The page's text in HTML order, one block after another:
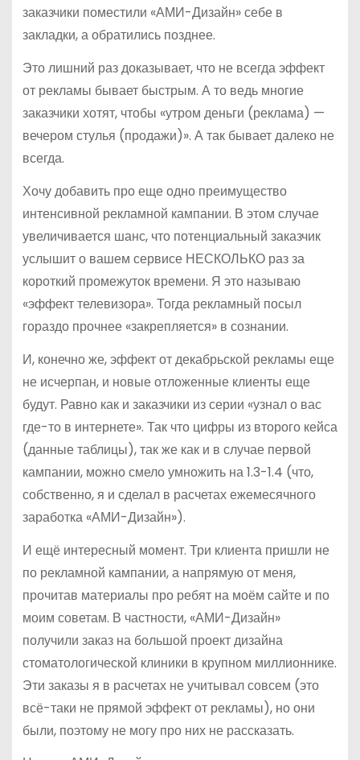
заказчики поместили «АМИ-Дизайн» себе в
закладки, а обратились позднее.
Это лишний раз доказывает, что не всегда эффект
от рекламы бывает быстрым. А то ведь многие
заказчики хотят, чтобы «утром деньги (реклама) —
вечером стулья (продажи)». А так бывает далеко не
всегда.
Хочу добавить про еще одно преимущество
интенсивной рекламной кампании. В этом случае
увеличивается шанс, что потенциальный заказчик
услышит о вашем сервисе НЕСКОЛЬКО раз за
короткий промежуток времени. Я это называю
«эффект телевизора». Тогда рекламный посыл
гораздо прочнее «закрепляется» в сознании.
И, конечно же, эффект от декабрьской рекламы еще
не исчерпан, и новые отложенные клиенты еще
будут. Равно как и заказчики из серии «узнал о вас
где-то в интернете». Так что цифры из второго кейса
(данные таблицы), так же как и в случае первой
кампании, можно смело умножить на 1.3-1.4 (что,
собственно, я и сделал в расчетах ежемесячного
заработка «АМИ-Дизайн»).
И ещё интересный момент. Три клиента пришли не
по рекламной кампании, а напрямую от меня,
прочитав материалы про ребят на моём сайте и по
моим советам. В частности, «АМИ-Дизайн»
получили заказ на большой проект дизайна
стоматологической клиники в крупном миллионнике.
Эти заказы я в расчетах не учитывал совсем (это
всё-таки не прямой эффект от рекламы), но они
были, поэтому не могу про них не рассказать.